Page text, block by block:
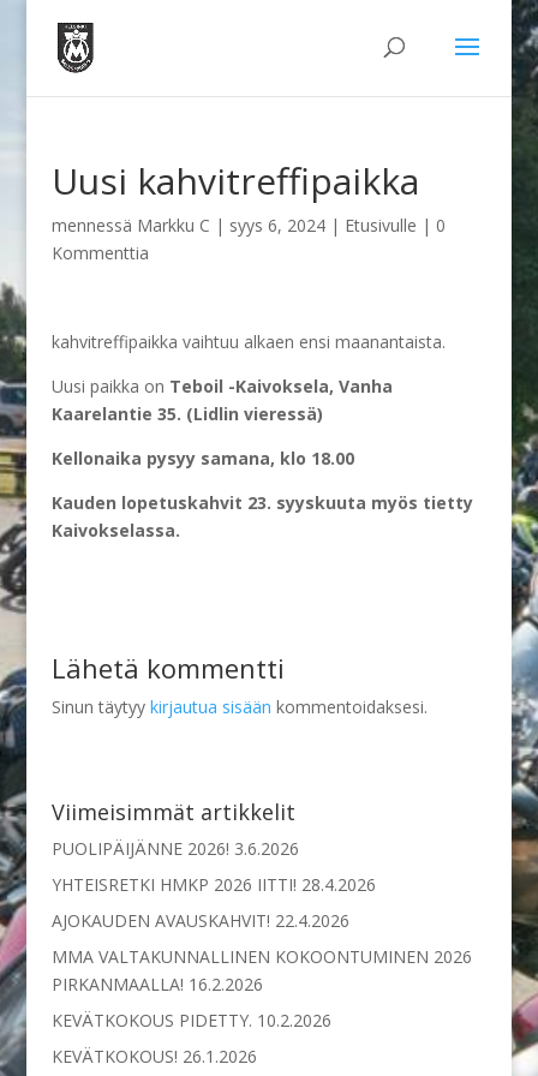
Uusi kahvitreffipaikka
mennessä Markku C | syys 6, 2024| Etusivulle | 0
Kommenttia
kahvitreffipaikka vaihtuu alkaen ensi maanantaista.
Uusi paikka on Teboil -Kaivoksela, Vanha
Kaarelantie 35. (Lidlin vieressä)
Kellonaika pysyy samana, klo 18.00
Kauden lopetuskahvit 23. syyskuuta myös tietty
Kaivokselassa.
Lähetä kommentti
Sinun täytyy kirjautua sisään kommentoidaksesi.
Viimeisimmät artikkelit
PUOLIPÄIJÄNNE 2026! 3.6.2026
YHTEISRETKI HMKP 2026 IITTI! 28.4.2026
AJOKAUDEN AVAUSKAHVIT! 22.4.2026
MMA VALTAKUNNALLINEN KOKOONTUMINEN 2026
PIRKANMAALLA! 16.2.2026
KEVÄTKOKOUS PIDETTY. 10.2.2026
KEVÄTKOKOUS! 26.1.2026